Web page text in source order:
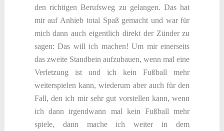
den richtigen Berufsweg zu gelangen. Das hat
mir auf Anhieb total Spaß gemacht und war für
mich dann auch eigentlich direkt der Zünder zu
sagen: Das will ich machen! Um mir einerseits
das zweite Standbein aufzubauen, wenn mal eine
Verletzung ist und ich kein Fußball mehr
weiterspielen kann, wiederum aber auch für den
Fall, den ich mir sehr gut vorstellen kann, wenn
ich dann irgendwann mal kein Fußball mehr
spiele, dann mache ich weiter in dem